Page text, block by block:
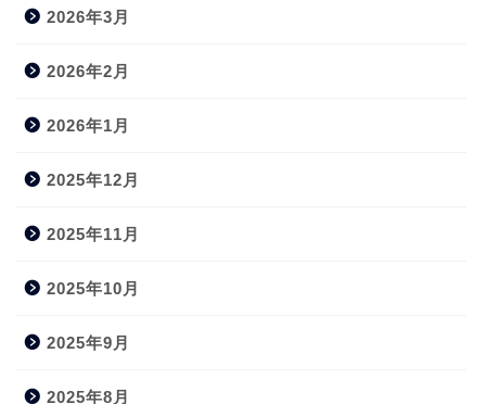
2026年3月
2026年2月
2026年1月
2025年12月
2025年11月
2025年10月
2025年9月
2025年8月